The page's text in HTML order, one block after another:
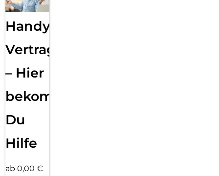
Handy
Vertragsabwicklung
– Hier
bekommst
Du
Hilfe
ab 0,00 €